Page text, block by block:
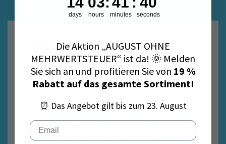
Datenschutzrichtlinie
Datenschutzrichtlinie
Nach Durchsicht der
gebe ich
meine Zustimmung zur Analyse meines Online-
days hours minutes seconds
Die Aktion „AUGUST OHNE
MEHRWERTSTEUER“ ist da! 🌞 Melden
Sie sich an und profitieren Sie von 19 %
Rabatt auf das gesamte Sortiment!
⏰ Das Angebot gilt bis zum 23. August
Email